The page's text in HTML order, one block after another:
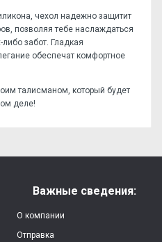
чехол надежно защитит
позволяя тебе наслаждаться
забот. Гладкая
обеспечат комфортное
талисманом, который будет
деле!
от ударов,
мнение
Важные сведения:
О компании
Отправка